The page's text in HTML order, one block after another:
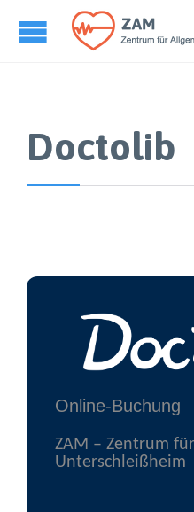
Doctolib
Online-Buchung
ZAM – Zentrum
Unterschleißheim